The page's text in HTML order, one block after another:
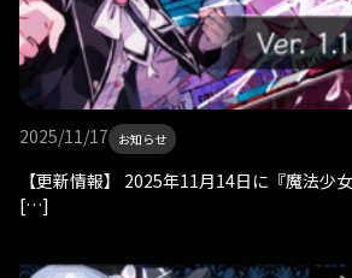
2025/11/17 お知らせ
【更新情報】 2025年11月14日に『魔法少
[…]